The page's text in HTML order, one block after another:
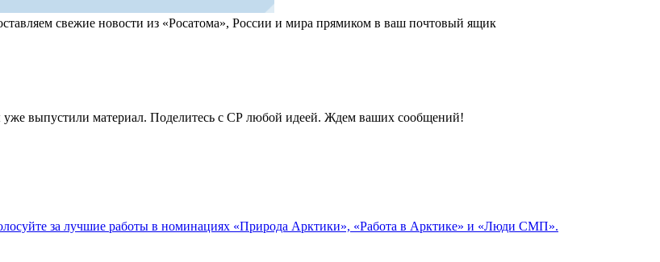
свежие новости из «Росатома», России и мира прямиком в ваш почтовый ящик
уже выпустили материал. Поделитесь с СР любой идеей. Ждем ваших сообщений!
за лучшие работы в номинациях «Природа Арктики», «Работа в Арктике» и «Люди СМП».